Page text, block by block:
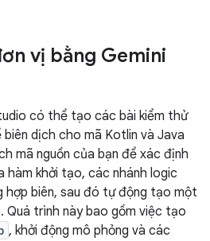
vị bằng Gemini
có thể tạo các bài kiểm thử
dịch cho mã Kotlin và Java
mã nguồn của bạn để xác định
hàm khởi tạo, các nhánh logic
hợp biên, sau đó tự động tạo một
Quá trình này bao gồm việc tạo
, khởi động mô phỏng và các